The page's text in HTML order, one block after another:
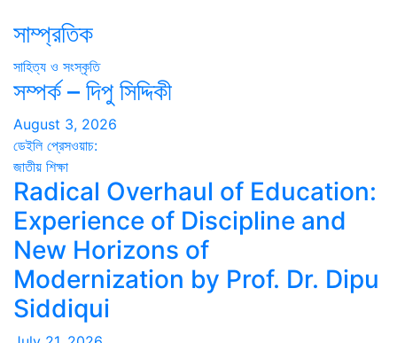
সাম্প্রতিক
সাহিত্য ও সংস্কৃতি
সম্পর্ক – দিপু সিদ্দিকী
August 3, 2026
ডেইলি প্রেসওয়াচ:
জাতীয় শিক্ষা
Radical Overhaul of Education:
Experience of Discipline and
New Horizons of
Modernization by Prof. Dr. Dipu
Siddiqui